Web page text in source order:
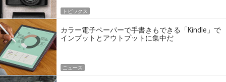
トピックス
カラー電子ペーパーで手書きもできる「Kindle」で
インプットとアウトプットに集中だ
ニュース